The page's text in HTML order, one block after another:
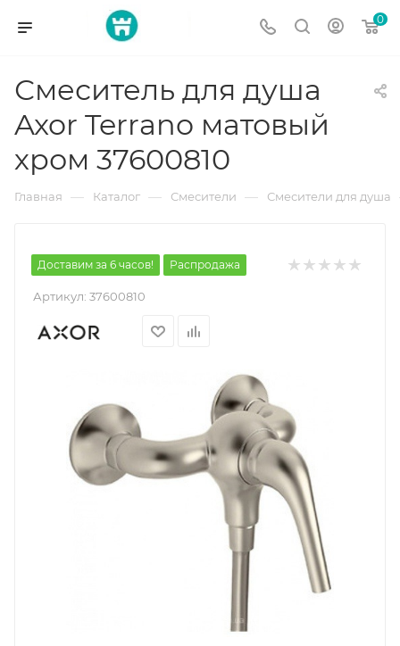
0
Смеситель для душа
Axor Terrano матовый
хром 37600810
Главная — Каталог — Смесители — Смесители для душа
Доставим за 6 часов! Распродажа
Артикул: 37600810